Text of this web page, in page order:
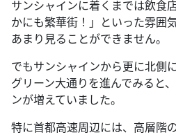
サンシャインに着くまでは飲食
かにも繁華街！」といった雰囲
あまり見ることができません。
でもサンシャインから更に北側
グリーン大通りを進んでみると
ンが増えていました。
特に首都高速周辺には、高層階